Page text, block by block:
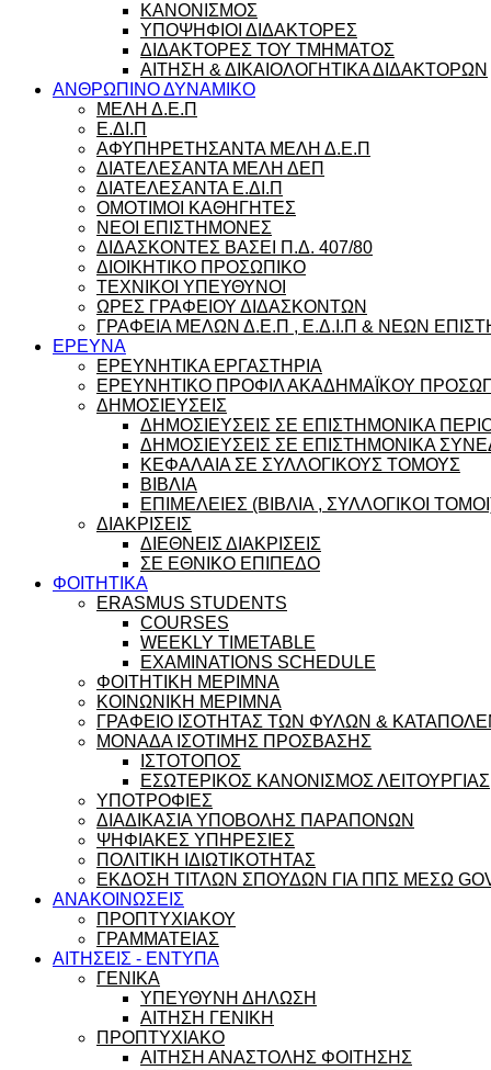
ΚΑΝΟΝΙΣΜΟΣ
ΥΠΟΨΗΦΙΟΙ ΔΙΔΑΚΤΟΡΕΣ
ΔΙΔΑΚΤΟΡΕΣ ΤΟΥ ΤΜΗΜΑΤΟΣ
ΑΙΤΗΣΗ & ΔΙΚΑΙΟΛΟΓΗΤΙΚΑ ΔΙΔΑΚΤΟΡΩΝ
ΑΝΘΡΩΠΙΝΟ ΔΥΝΑΜΙΚΟ
ΜΕΛΗ Δ.Ε.Π
Ε.ΔΙ.Π
ΑΦΥΠΗΡΕΤΗΣΑΝΤΑ ΜΕΛΗ Δ.Ε.Π
ΔΙΑΤΕΛΕΣΑΝΤΑ ΜΕΛΗ ΔΕΠ
ΔΙΑΤΕΛΕΣΑΝΤΑ Ε.ΔΙ.Π
ΟΜΟΤΙΜΟΙ ΚΑΘΗΓΗΤΕΣ
ΝΕΟΙ ΕΠΙΣΤΗΜΟΝΕΣ
ΔΙΔΑΣΚΟΝΤΕΣ ΒΑΣΕΙ Π.Δ. 407/80
ΔΙΟΙΚΗΤΙΚΟ ΠΡΟΣΩΠΙΚΟ
ΤΕΧΝΙΚΟΙ ΥΠΕΥΘΥΝΟΙ
ΩΡΕΣ ΓΡΑΦΕΙΟΥ ΔΙΔΑΣΚΟΝΤΩΝ
ΓΡΑΦΕΙΑ ΜΕΛΩΝ Δ.Ε.Π , Ε.Δ.Ι.Π & ΝΕΩΝ
ΕΡΕΥΝΑ
ΕΡΕΥΝΗΤΙΚΑ ΕΡΓΑΣΤΗΡΙΑ
ΕΡΕΥΝΗΤΙΚΟ ΠΡΟΦΙΛ ΑΚΑΔΗΜΑΪΚΟΥ
ΔΗΜΟΣΙΕΥΣΕΙΣ
ΔΗΜΟΣΙΕΥΣΕΙΣ ΣΕ ΕΠΙΣΤΗΜΟΝΙΚΑ
ΔΗΜΟΣΙΕΥΣΕΙΣ ΣΕ ΕΠΙΣΤΗΜΟΝΙΚΑ
ΚΕΦΑΛΑΙΑ ΣΕ ΣΥΛΛΟΓΙΚΟΥΣ ΤΟΜΟΥΣ
ΒΙΒΛΙΑ
ΕΠΙΜΕΛΕΙΕΣ (ΒΙΒΛΙΑ , ΣΥΛΛΟΓΙΚΟΙ
ΔΙΑΚΡΙΣΕΙΣ
ΔΙΕΘΝΕΙΣ ΔΙΑΚΡΙΣΕΙΣ
ΣΕ ΕΘΝΙΚΟ ΕΠΙΠΕΔΟ
ΦΟΙΤΗΤΙΚΑ
ERASMUS STUDENTS
COURSES
WEEKLY TIMETABLE
EXAMINATIONS SCHEDULE
ΦΟΙΤΗΤΙΚΗ ΜΕΡΙΜΝΑ
ΚΟΙΝΩΝΙΚΗ ΜΕΡΙΜΝΑ
ΓΡΑΦΕΙΟ ΙΣΟΤΗΤΑΣ ΤΩΝ ΦΥΛΩΝ &
ΜΟΝΑΔΑ ΙΣΟΤΙΜΗΣ ΠΡΟΣΒΑΣΗΣ
ΙΣΤΟΤΟΠΟΣ
ΕΣΩΤΕΡΙΚΟΣ ΚΑΝΟΝΙΣΜΟΣ ΛΕΙΤΟΥΡΓΙΑΣ
ΥΠΟΤΡΟΦΙΕΣ
ΔΙΑΔΙΚΑΣΙΑ ΥΠΟΒΟΛΗΣ ΠΑΡΑΠΟΝΩΝ
ΨΗΦΙΑΚΕΣ ΥΠΗΡΕΣΙΕΣ
ΠΟΛΙΤΙΚΗ ΙΔΙΩΤΙΚΟΤΗΤΑΣ
ΕΚΔΟΣΗ ΤΙΤΛΩΝ ΣΠΟΥΔΩΝ ΓΙΑ ΠΠΣ ΜΕΣΩ
ΑΝΑΚΟΙΝΩΣΕΙΣ
ΠΡΟΠΤΥΧΙΑΚΟΥ
ΓΡΑΜΜΑΤΕΙΑΣ
ΑΙΤΗΣΕΙΣ - ΕΝΤΥΠΑ
ΓΕΝΙΚΑ
ΥΠΕΥΘΥΝΗ ΔΗΛΩΣΗ
ΑΙΤΗΣΗ ΓΕΝΙΚΗ
ΠΡΟΠΤΥΧΙΑΚΟ
ΑΙΤΗΣΗ ΑΝΑΣΤΟΛΗΣ ΦΟΙΤΗΣΗΣ